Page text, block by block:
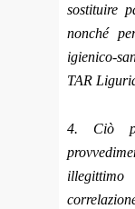
sostituire
nonché
igienico-
TAR
4. Ciò